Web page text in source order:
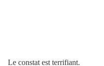
Le constat est terrifiant.